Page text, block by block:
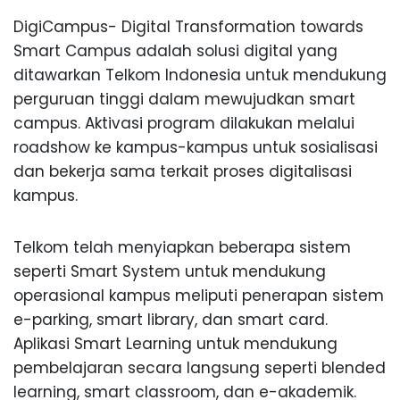
DigiCampus- Digital Transformation towards
Smart Campus adalah solusi digital yang
ditawarkan Telkom Indonesia untuk mendukung
perguruan tinggi dalam mewujudkan smart
campus. Aktivasi program dilakukan melalui
roadshow ke kampus-kampus untuk sosialisasi
dan bekerja sama terkait proses digitalisasi
kampus.
Telkom telah menyiapkan beberapa sistem
seperti Smart System untuk mendukung
operasional kampus meliputi penerapan sistem
e-parking, smart library, dan smart card.
Aplikasi Smart Learning untuk mendukung
pembelajaran secara langsung seperti blended
learning, smart classroom, dan e-akademik.